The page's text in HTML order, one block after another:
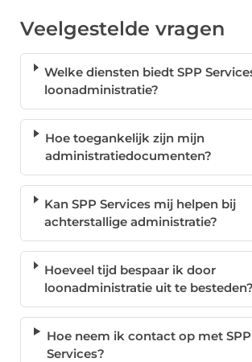
Veelgestelde vragen
Welke diensten biedt SPP
loonadministratie?
Hoe toegankelijk zijn mijn
administratiedocumenten?
Kan SPP Services mij helpen bij
achterstallige administratie?
Hoeveel tijd bespaar ik door
loonadministratie uit te besteden?
Hoe neem ik contact op met SPP
Services?